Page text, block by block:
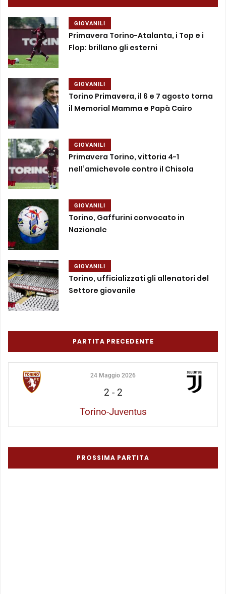
GIOVANILI
Primavera Torino-Atalanta, i Top e i
Flop: brillano gli esterni
GIOVANILI
Torino Primavera, il 6 e 7 agosto torna
il Memorial Mamma e Papà Cairo
GIOVANILI
Primavera Torino, vittoria 4-1
nell’amichevole contro il Chisola
GIOVANILI
Torino, Gaffurini convocato in
Nazionale
GIOVANILI
Torino, ufficializzati gli allenatori del
Settore giovanile
PARTITA PRECEDENTE
24 Maggio 2026
2 - 2
Torino-Juventus
PROSSIMA PARTITA